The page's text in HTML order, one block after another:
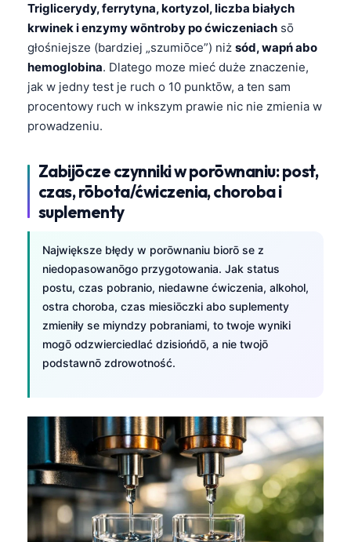
Triglicerydy, ferrytyna, kortyzol, liczba białych
krwinek i enzymy wōntroby po ćwiczeniach sō
głośniejsze (bardziej „szumiōce”) niż sód, wapń abo
hemoglobina. Dlatego moze mieć duże znaczenie,
jak w jedny test je ruch o 10 punktōw, a ten sam
procentowy ruch w inkszym prawie nic nie zmienia w
prowadzeniu.
Zabijōcze czynniki w porōwnaniu: post,
czas, rōbota/ćwiczenia, choroba i
suplementy
Największe błędy w porōwnaniu biorō se z
niedopasowanōgo przygotowania. Jak status
postu, czas pobranio, niedawne ćwiczenia, alkohol,
ostra choroba, czas miesiōczki abo suplementy
zmieniły se miyndzy pobraniami, to twoje wyniki
mogō odzwierciedlać dzisiońdō, a nie twojō
podstawnō zdrowotność.